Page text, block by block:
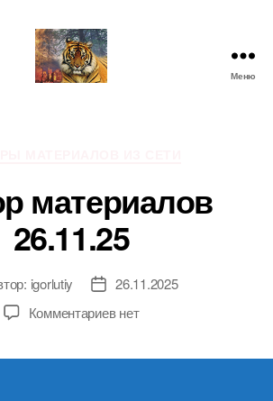
Меню
материалов
26.11.25
igorlutiy
Дата26.11.2025
Комментариевк
нет